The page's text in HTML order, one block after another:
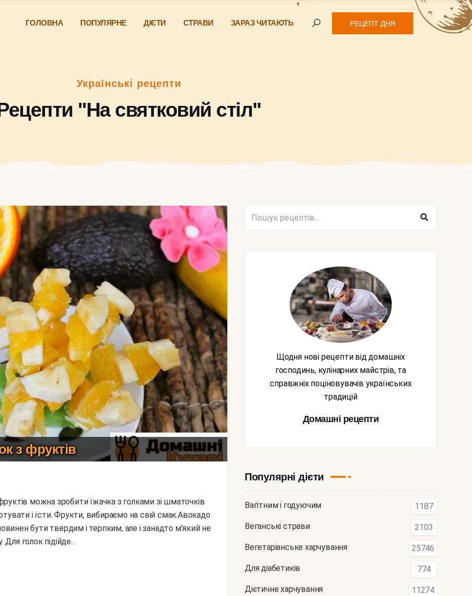
ГОЛОВНА ПОПУЛЯРНЕ ДІЄТИ СТРАВИ ЗАРАЗ ЧИТАЮТЬ РЕЦЕПТ ДНЯ
Українські рецепти
"На святковий стіл"
з фруктів
і їсти. Фрукти, вибираємо на свій смак.Авокадо
бути твердим і терпким, але і занадто м'який не
голок підійде...
Щодня нові рецепти від домашніх
господинь, кулінарних майстрів, та
справжніх поціновувачів українських
традицій
Домашні рецепти
Популярні дієти
Вагітним і годуючим 1187
Веганські страви 2103
Вегетаріанське харчування 25746
Для діабетиків 774
Дієтичне харчування 11274